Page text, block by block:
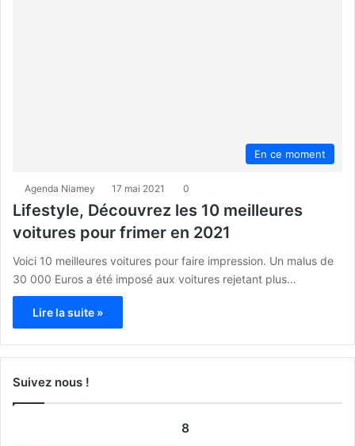
En ce moment
Agenda Niamey 17 mai 2021 0
Lifestyle, Découvrez les 10 meilleures
voitures pour frimer en 2021
Voici 10 meilleures voitures pour faire impression. Un malus de
30 000 Euros a été imposé aux voitures rejetant plus…
Lire la suite »
Suivez nous !
8